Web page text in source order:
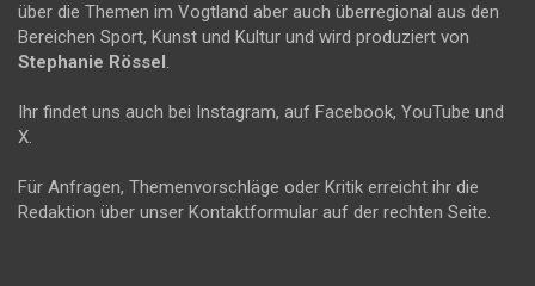
über die Themen im Vogtland aber auch überregional aus den
Bereichen Sport, Kunst und Kultur und wird produziert von
Stephanie Rössel .
Ihr findet uns auch bei Instagram, auf Facebook, YouTube und
X.
Für Anfragen, Themenvorschläge oder Kritik erreicht ihr die
Redaktion über unser Kontaktformular auf der rechten Seite.